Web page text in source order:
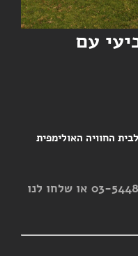
עם
החוויה האולימפית
לפרטים נוספים, התקשרו: 03-5448444 או שלחו לנו